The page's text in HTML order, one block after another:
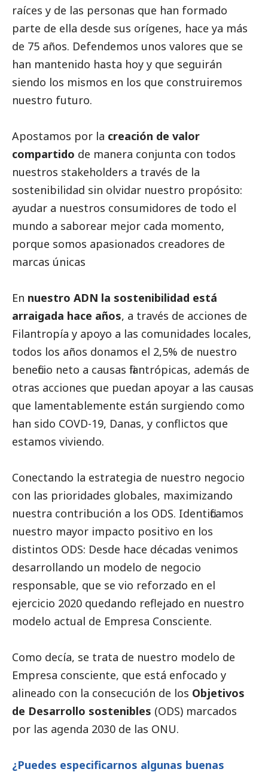
raíces y de las personas que han formado
parte de ella desde sus orígenes, hace ya más
de 75 años. Defendemos unos valores que se
han mantenido hasta hoy y que seguirán
siendo los mismos en los que construiremos
nuestro futuro.
Apostamos por la creación de valor
compartido de manera conjunta con todos
nuestros stakeholders a través de la
sostenibilidad sin olvidar nuestro propósito:
ayudar a nuestros consumidores de todo el
mundo a saborear mejor cada momento,
porque somos apasionados creadores de
marcas únicas
En nuestro ADN la sostenibilidad está
arraigada hace años, a través de acciones de
Filantropía y apoyo a las comunidades locales,
todos los años donamos el 2,5% de nuestro
beneficio neto a causas filantrópicas, además de
otras acciones que puedan apoyar a las causas
que lamentablemente están surgiendo como
han sido COVD-19, Danas, y conflictos que
estamos viviendo.
Conectando la estrategia de nuestro negocio
con las prioridades globales, maximizando
nuestra contribución a los ODS. Identificamos
nuestro mayor impacto positivo en los
distintos ODS: Desde hace décadas venimos
desarrollando un modelo de negocio
responsable, que se vio reforzado en el
ejercicio 2020 quedando reflejado en nuestro
modelo actual de Empresa Consciente.
Como decía, se trata de nuestro modelo de
Empresa consciente, que está enfocado y
alineado con la consecución de los Objetivos
de Desarrollo sostenibles (ODS) marcados
por las agenda 2030 de las ONU.
¿Puedes especificarnos algunas buenas